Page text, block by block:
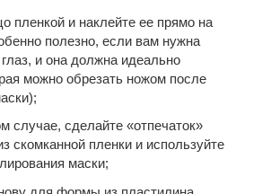
пленкой и наклейте ее прямо на
полезно, если вам нужна
глаз, и она должна идеально
можно обрезать ножом после
случае, сделайте «отпечаток»
скомканной пленки и используйте
маски;